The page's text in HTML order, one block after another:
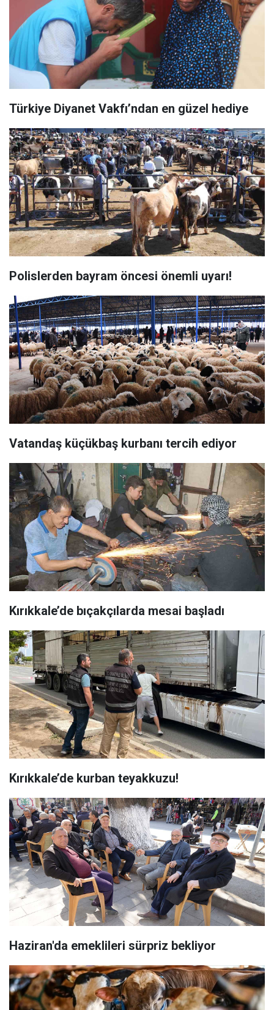
Türkiye Diyanet Vakfı’ndan en güzel hediye
Polislerden bayram öncesi önemli uyarı!
Vatandaş küçükbaş kurbanı tercih ediyor
Kırıkkale’de bıçakçılarda mesai başladı
Kırıkkale’de kurban teyakkuzu!
Haziran'da emeklileri sürpriz bekliyor